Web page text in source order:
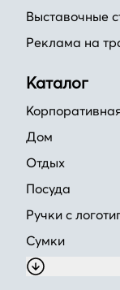
Выставочные
Реклама на
Каталог
Дом
Отдых
Посуда
Ручки с
Сумки